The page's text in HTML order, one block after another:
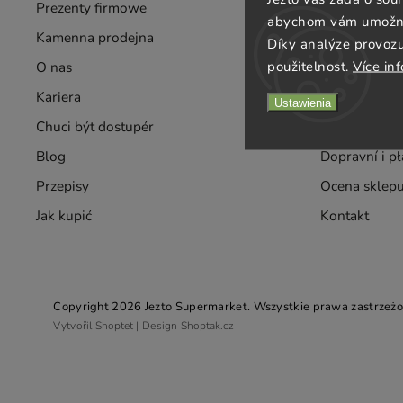
abychom vám
Díky analýze
použitelnost. Více
Ustawienia
Prezenty firmowe
Kamenna prodejna
O nas
Kariera
Chuci být dostupér
Blog
Przepisy
Jak kupić
Hurt
Dostawy
Smak
Warunki
Dopravní i
Ocena sklepu
Kontakt
Copyright 2026 Jezto Supermarket. Wszystkie prawa
Vytvořil Shoptet | Design Shoptak.cz